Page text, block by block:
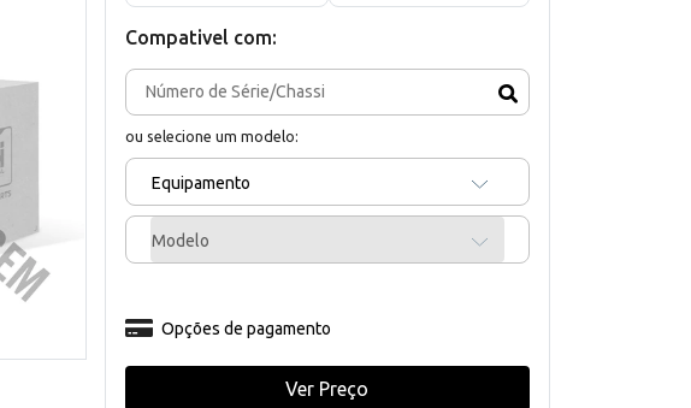
Compativel com:
ou selecione um modelo:
Equipamento
Modelo
Opções de pagamento
Ver Preço